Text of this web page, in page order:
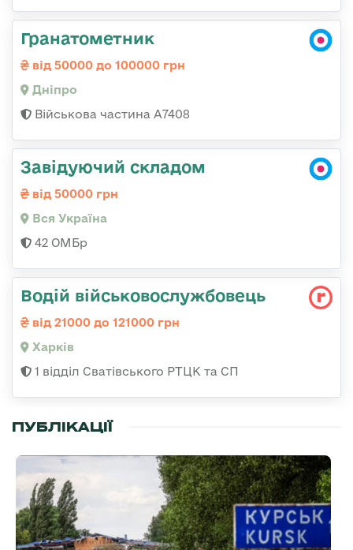
Гранатометник
від 50000 до 100000 грн
Дніпро
Військова частина А7408
Завідуючий складом
від 50000 грн
Вся Україна
42 ОМБр
Водій військовослужбовець
від 21000 до 121000 грн
Харків
1 відділ Сватівського РТЦК та СП
ПУБЛІКАЦІЇ